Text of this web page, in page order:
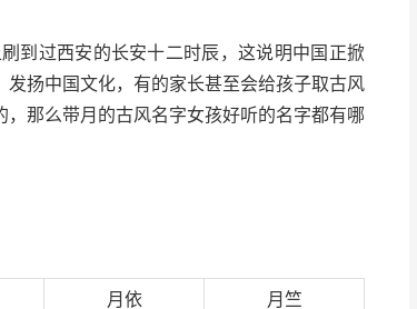
到过西安的长安十二时辰，这说明中国正掀
扬中国文化，有的家长甚至会给孩子取古风
那么带月的古风名字女孩好听的名字都有哪
月依 月竺